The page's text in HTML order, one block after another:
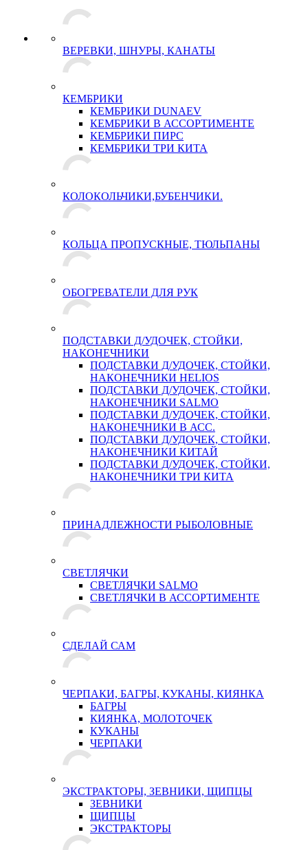
ВЕРЕВКИ, ШНУРЫ, КАНАТЫ
КЕМБРИКИ
КЕМБРИКИ DUNAEV
КЕМБРИКИ В АССОРТИМЕНТЕ
КЕМБРИКИ ПИРС
КЕМБРИКИ ТРИ КИТА
КОЛОКОЛЬЧИКИ,БУБЕНЧИКИ.
КОЛЬЦА ПРОПУСКНЫЕ, ТЮЛЬПАНЫ
ОБОГРЕВАТЕЛИ ДЛЯ РУК
ПОДСТАВКИ Д/УДОЧЕК, СТОЙКИ,
НАКОНЕЧНИКИ
ПОДСТАВКИ Д/УДОЧЕК, СТОЙКИ,
НАКОНЕЧНИКИ HELIOS
ПОДСТАВКИ Д/УДОЧЕК, СТОЙКИ,
НАКОНЕЧНИКИ SALMO
ПОДСТАВКИ Д/УДОЧЕК, СТОЙКИ,
НАКОНЕЧНИКИ В АСС.
ПОДСТАВКИ Д/УДОЧЕК, СТОЙКИ,
НАКОНЕЧНИКИ КИТАЙ
ПОДСТАВКИ Д/УДОЧЕК, СТОЙКИ,
НАКОНЕЧНИКИ ТРИ КИТА
ПРИНАДЛЕЖНОСТИ РЫБОЛОВНЫЕ
СВЕТЛЯЧКИ
СВЕТЛЯЧКИ SALMO
СВЕТЛЯЧКИ В АССОРТИМЕНТЕ
СДЕЛАЙ САМ
ЧЕРПАКИ, БАГРЫ, КУКАНЫ, КИЯНКА
БАГРЫ
КИЯНКА, МОЛОТОЧЕК
КУКАНЫ
ЧЕРПАКИ
ЭКСТРАКТОРЫ, ЗЕВНИКИ, ЩИПЦЫ
ЗЕВНИКИ
ЩИПЦЫ
ЭКСТРАКТОРЫ